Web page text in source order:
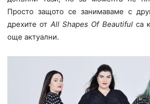
Просто защото се занимаваме с
дрехите от All Shapes Of Beautifulса
още актуални.